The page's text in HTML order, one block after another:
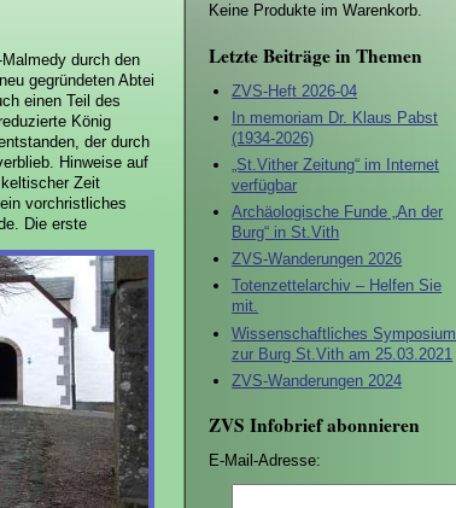
durch den
gegründeten Abtei
einen Teil des
König
der durch
Hinweise auf
Zeit
vorchristliches
Die erste
Keine Produkte im Warenkorb.
Letzte Beiträge in Themen
ZVS-Heft 2026-04
In memoriam Dr. Klaus Pabst
(1934-2026)
„St.Vither Zeitung“ im Internet
verfügbar
Archäologische Funde „An der
Burg“ in St.Vith
ZVS-Wanderungen 2026
Totenzettelarchiv – Helfen Sie
mit.
Wissenschaftliches Symposium
zur Burg St.Vith am 25.03.2021
ZVS-Wanderungen 2024
ZVS Infobrief abonnieren
E-Mail-Adresse: